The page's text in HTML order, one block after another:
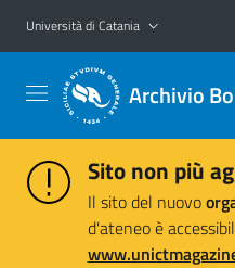
Vai al contenuto principale
Vai al menu di navigazione
Università di Catania
Archivio
Sito non più
Il sito del nuovo
d'ateneo è